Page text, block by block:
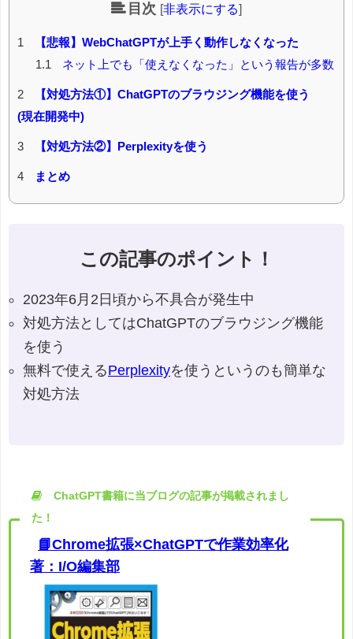
目次 [非表示にする]
1
【悲報】WebChatGPTが上手く動作しなくなった
1.1
ネット上でも「使えなくなった」という報告が多数
2
【対処方法①】ChatGPTのブラウジング機能を使う
(現在開発中)
3 【対処方法②】Perplexityを使う
4 まとめ
この記事のポイント！
2023年6月2日頃から不具合が発生中
対処方法としてはChatGPTのブラウジング機能
を使う
無料で使えるPerplexityを使うというのも簡単な
対処方法
ChatGPT書籍に当ブログの記事が掲載されまし
た！
📘Chrome拡張×ChatGPTで作業効率化
著：I/O編集部